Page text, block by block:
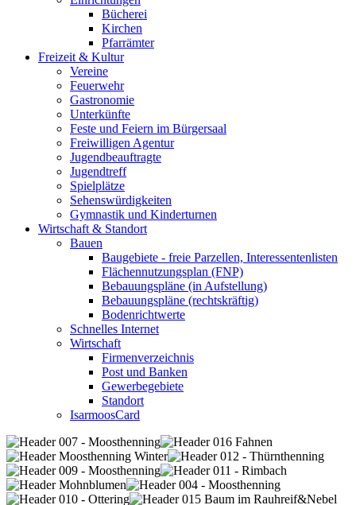
Bücherei
Kirchen
Pfarrämter
Freizeit & Kultur
Vereine
Feuerwehr
Gastronomie
Unterkünfte
Feste und Feiern im Bürgersaal
Freiwilligen Agentur
Jugendbeauftragte
Jugendtreff
Spielplätze
Sehenswürdigkeiten
Gymnastik und Kinderturnen
Wirtschaft & Standort
Bauen
Baugebiete - freie Parzellen, Interessentenlisten
Flächennutzungsplan (FNP)
Bebauungspläne (in Aufstellung)
Bebauungspläne (rechtskräftig)
Bodenrichtwerte
Schnelles Internet
Wirtschaft
Firmenverzeichnis
Post und Banken
Gewerbegebiete
Standort
IsarmoosCard